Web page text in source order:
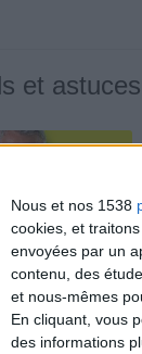
Nous et nos 1538
cookies, et
envoyées par un
contenu, des
et nous-mêmes
En cliquant, vous
des informations
et
pour maigrir : le